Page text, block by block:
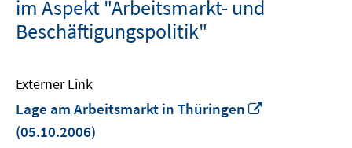
im Aspekt "Arbeitsmarkt- und
Beschäftigungspolitik"
Externer Link
Lage am Arbeitsmarkt in Thüringen
(05.10.2006)